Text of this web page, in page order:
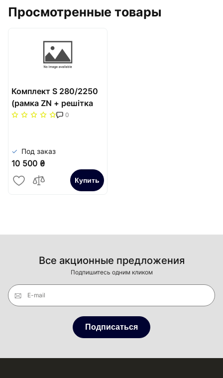
Просмотренные товары
Комплект S 280/2250
(рамка ZN + решітка
НТ) Carrera Сатин
0
Под заказ
10 500 ₴
Купить
Все акционные предложения
Подпишитесь одним кликом
E-mail
Подписаться